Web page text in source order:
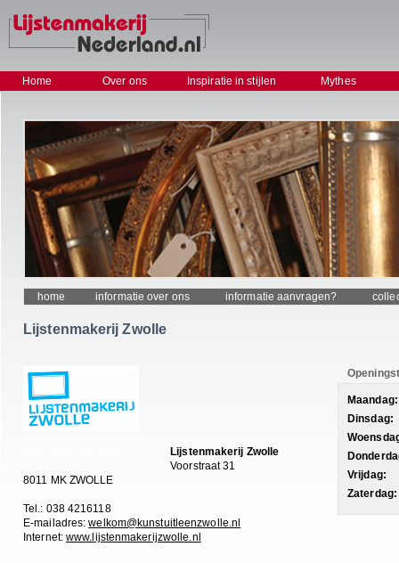
Home Over ons Inspiratie in stijlen Mythes
home informatie over ons informatie aanvragen?
Lijstenmakerij Zwolle
Lijstenmakerij Zwolle
Voorstraat 31
8011 MK ZWOLLE
Tel.: 038 4216118
E-mailadres:welkom@kunstuitleenzwolle.nl
Internet: www.lijstenmakerijzwolle.nl
Maandag:
Dinsdag:
Vrijdag:
Zaterdag: